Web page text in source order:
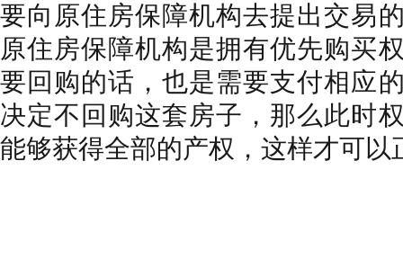
要向原住房保障机构去提出交易
原住房保障机构是拥有优先购买
要回购的话，也是需要支付相应
决定不回购这套房子，那么此时
能够获得全部的产权，这样才可